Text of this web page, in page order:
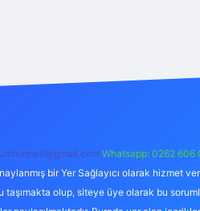
Whatsapp: 0262 606
bir Yer Sağlayıcı olarak
olup, siteye üye olarak bu